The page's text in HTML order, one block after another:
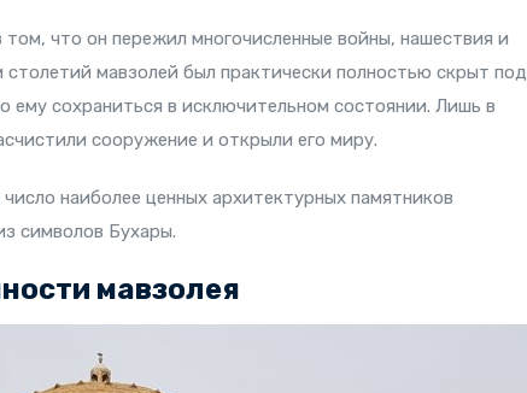
том, что он пережил многочисленные войны, нашествия и
мавзолей был практически полностью скрыт под
ему сохраниться в исключительном состоянии. Лишь в
сооружение и открыли его миру.
наиболее ценных архитектурных памятников
символов Бухары.
мавзолея